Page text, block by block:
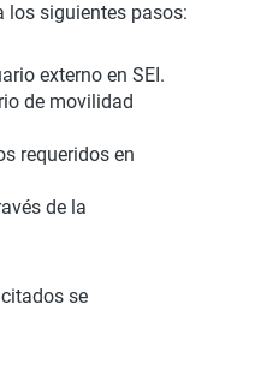
los siguientes pasos:
externo en SEI.
de movilidad
requeridos en
de la
se